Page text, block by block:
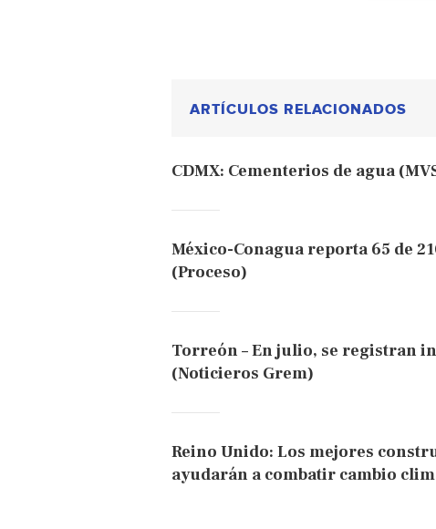
ARTÍCULOS RELACIONADOS
CDMX: Cementerios de agua
México-Conagua reporta 65 de
(Proceso)
Torreón – En julio, se registran
(Noticieros Grem)
Reino Unido: Los mejores
ayudarán a combatir cambio